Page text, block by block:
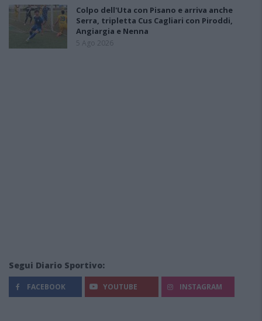
Colpo dell'Uta con Pisano e arriva anche
Serra, tripletta Cus Cagliari con Piroddi,
Angiargia e Nenna
5 Ago 2026
Segui Diario Sportivo:
FACEBOOK YOUTUBE INSTAGRAM